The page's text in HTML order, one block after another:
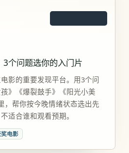
个问题选你的入门片
影的重要发现平台。用3个问
》《爆裂鼓手》《阳光小美
，帮你按今晚情绪状态选出先
适合谁和观看预期。
电影